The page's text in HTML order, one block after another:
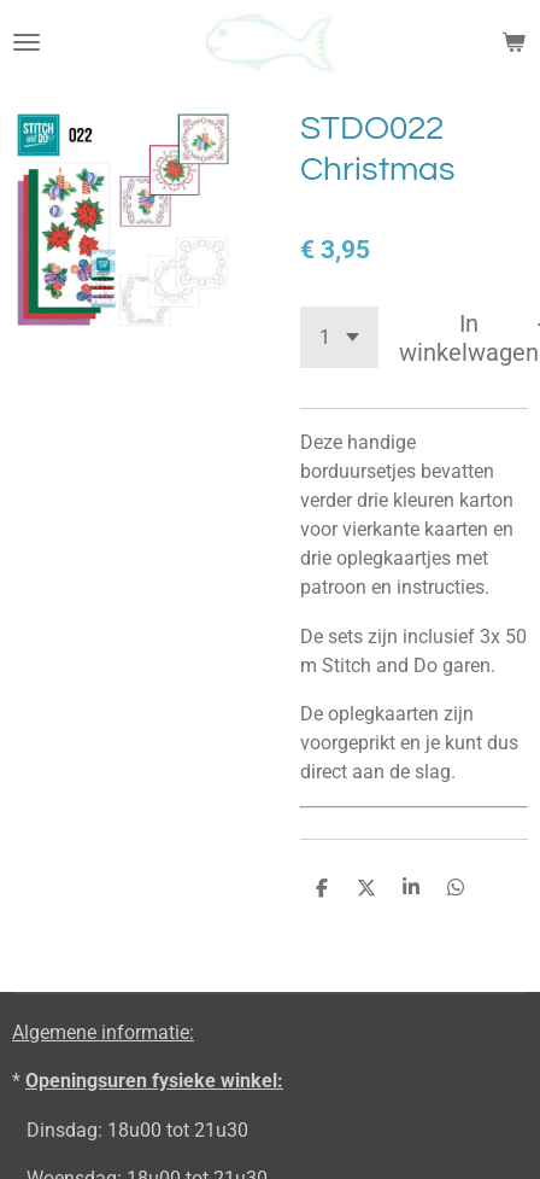
direct
de
hoofdinhoud
STDO022
Christmas
€ 3,95
In
winkelwagen
Deze handige
borduursetjes bevatten
verder drie kleuren karton
voor vierkante kaarten en
drie oplegkaartjes met
patroon en instructies.
De sets zijn inclusief 3x 50
m Stitch and Do garen.
De oplegkaarten zijn
voorgeprikt en je kunt dus
direct aan de slag.
D
D
S
D
Algemene informatie:
* Openingsuren fysieke winkel:
Dinsdag: 18u00 tot 21u30